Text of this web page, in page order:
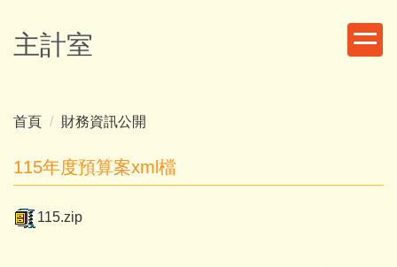
到
主
容
主計室
首頁 財務資訊公開
115年度預算案xml檔
115.zip